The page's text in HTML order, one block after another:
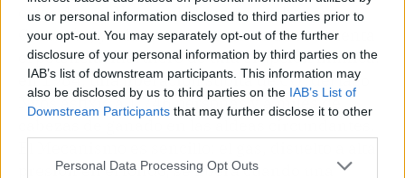
us or personal information disclosed to third parties prior to
your opt-out. You may separately opt-out of the further
disclosure of your personal information by third parties on the
IAB’s list of downstream participants. This information may
also be disclosed by us to third parties on the IAB’s List of
Downstream Participants that may further disclose it to other
Personal Data Processing Opt Outs
otros dos, el Nyos y el Monoun, ambos en
Camerún, ya demostraron en los años ochenta
el potencial mortífero de una erupción límnica:
en 1984, una liberación súbita de CO₂ del lago
Nyos asfixió a 1.746 personas y a miles de
cabezas de ganado en las aldeas circundantes.
presión en el fondo, se libera cuando una